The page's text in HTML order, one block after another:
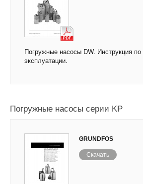
Погружные насосы DW. Инструкция
эксплуатации.
Погружные насосы серии KP
GRUNDFOS
Скачать